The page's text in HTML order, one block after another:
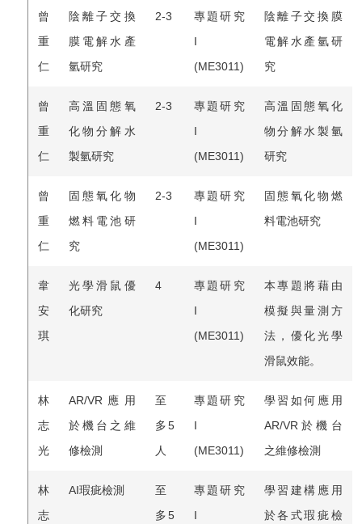
曾
重
仁
陰離子交換
膜電解水產
氫研究
2-3
專題研究
I
(ME3011)
陰離子交換膜
電解水產氫研
究
曾
重
仁
高溫固態氧
化物分解水
製氫研究
2-3
專題研究
I
(ME3011)
高溫固態氧化
物分解水製氫
研究
曾
重
仁
固態氧化物
燃料電池研
究
2-3
專題研究
I
(ME3011)
固態氧化物燃
料電池研究
韋
安
琪
光學滑鼠優
化研究
4
專題研究
I
(ME3011)
本專題將藉由
模擬與量測方
法，優化光學
滑鼠效能。
林
志
光
AR/VR應用
於機台之維
修檢測
至
多5
人
專題研究
I
(ME3011)
學習如何應用
AR/VR於機台
之維修檢測
林
志
AI瑕疵檢測
至
多5
專題研究
I
學習建構應用
於各式瑕疵檢